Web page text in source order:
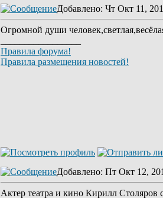
Добавлено: Чт Окт 11,
Огромной души
Правила форума!
Правила размещения новостей!
Добавлено: Пт Окт 12,
Актер театра и кино Кирилл